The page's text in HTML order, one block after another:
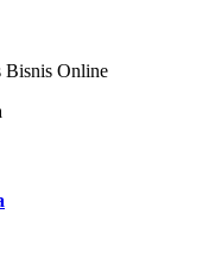
Bisnis Online